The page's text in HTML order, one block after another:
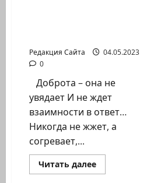
в
поддержку
Израиля
Редакция Сайта
04.05.2023
0
Доброта – она не
увядает И не ждет
взаимности в ответ…
Никогда не жжет, а
согревает,...
Читать далееПрочитать
больше